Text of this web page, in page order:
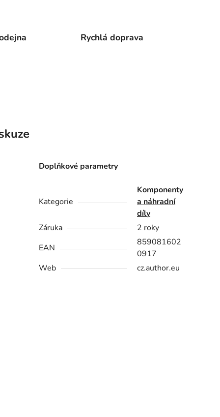
Rychlá doprava
Doplňkové parametry
Kategorie
Komponenty
a náhradní
díly
Záruka
2 roky
EAN
859081602
0917
Web
cz.author.eu